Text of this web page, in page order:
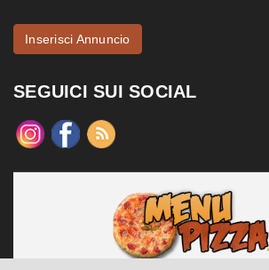
Inserisci Annuncio
SEGUICI SUI SOCIAL